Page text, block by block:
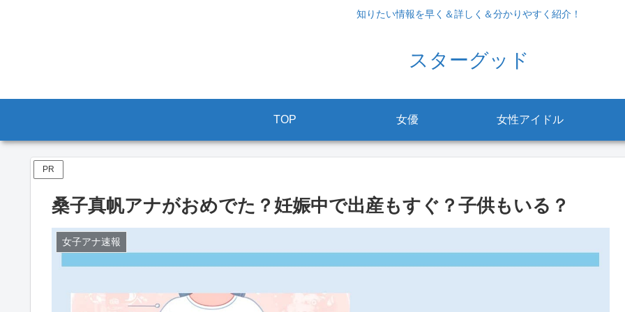
知りたい情報を早く＆詳しく＆分かりやすく紹介！
スターグッド
TOP 女優 女性アイドル
PR
桑子真帆アナがおめでた？妊娠中で出産もすぐ？子供もいる？
女子アナ速報